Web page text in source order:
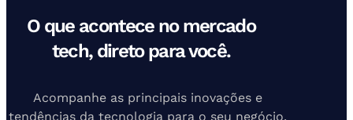
O que acontece no mercado
tech, direto para você.
Acompanhe as principais inovações e
tendências da tecnologia para o seu negócio.